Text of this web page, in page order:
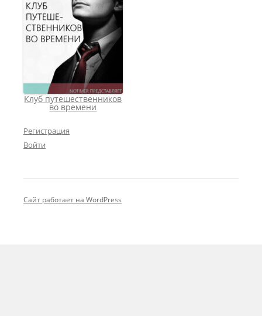
Клуб путешественников
во времени
Регистрация
Войти
Сайт работает на WordPress